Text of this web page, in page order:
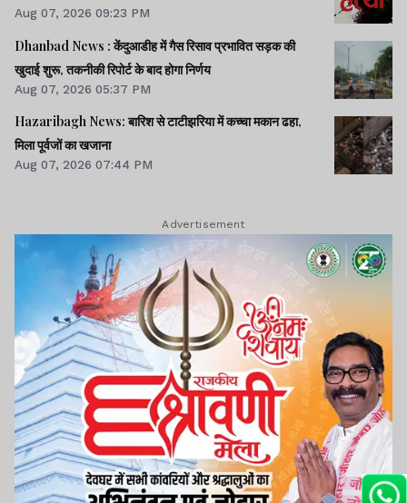
आर्थिक नुकसान की आशंका
Lagatar Media की यह खबर आपको कैसी लगी.
नीचे दिए गए कमेंट बॉक्स में अपनी राय साझा करें.
Aug 07, 2026 09:23 PM
Dhanbad News : केंदुआडीह में गैस रिसाव प्रभावित सड़क की
खुदाई शुरू, तकनीकी रिपोर्ट के बाद होगा निर्णय
Aug 07, 2026 05:37 PM
Hazaribagh News: बारिश से टाटीझरिया में कच्चा मकान ढहा,
मिला पूर्वजों का खजाना
Aug 07, 2026 07:44 PM
Advertisement